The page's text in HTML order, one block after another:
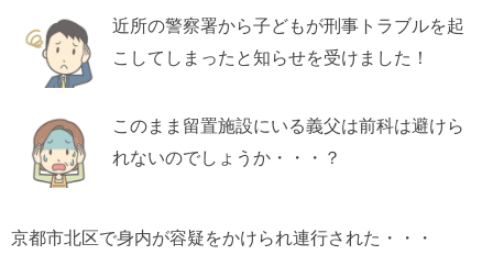
近所の警察署から子どもが刑事トラブルを起
こしてしまったと知らせを受けました！
このまま留置施設にいる義父は前科は避けら
れないのでしょうか・・・？
京都市北区で身内が容疑をかけられ連行された・・・